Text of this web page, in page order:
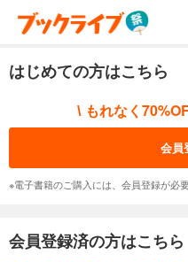
はじめての方はこちら
\ もれなく
会員
※電子書籍のご購入には、会員登録が必要
会員登録済の方はこちら